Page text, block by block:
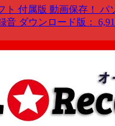
ト 付属版 動画保存！ パ
音 ダウンロード版：